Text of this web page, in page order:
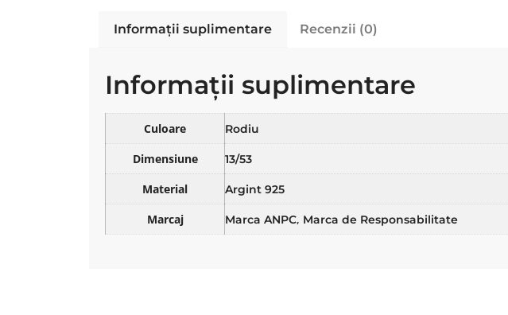
Informații suplimentare Recenzii (0)
Informații suplimentare
Culoare Rodiu
Dimensiune 13/53
Material Argint 925
Marcaj Marca ANPC, Marca de Responsabilitate